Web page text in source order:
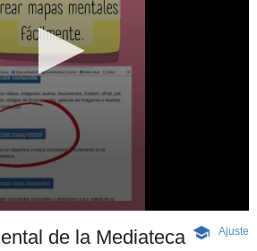
de la Mediateca -
Ajuste